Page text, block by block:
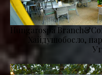
Hungarospa
Хайдушобосло,